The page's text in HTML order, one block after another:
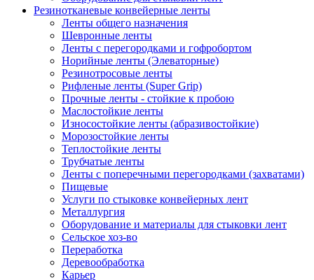
Резинотканевые конвейерные ленты
Ленты общего назначения
Шевронные ленты
Ленты с перегородками и гофробортом
Норийные ленты (Элеваторные)
Резинотросовые ленты
Рифленые ленты (Super Grip)
Прочные ленты - стойкие к пробою
Маслостойкие ленты
Износостойкие ленты (абразивостойкие)
Морозостойкие ленты
Теплостойкие ленты
Трубчатые ленты
Ленты с поперечными перегородками (захватами)
Пищевые
Услуги по стыковке конвейерных лент
Металлургия
Оборудование и материалы для стыковки лент
Сельское хоз-во
Переработка
Деревообработка
Карьер